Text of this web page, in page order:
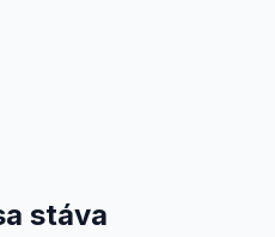
stáva